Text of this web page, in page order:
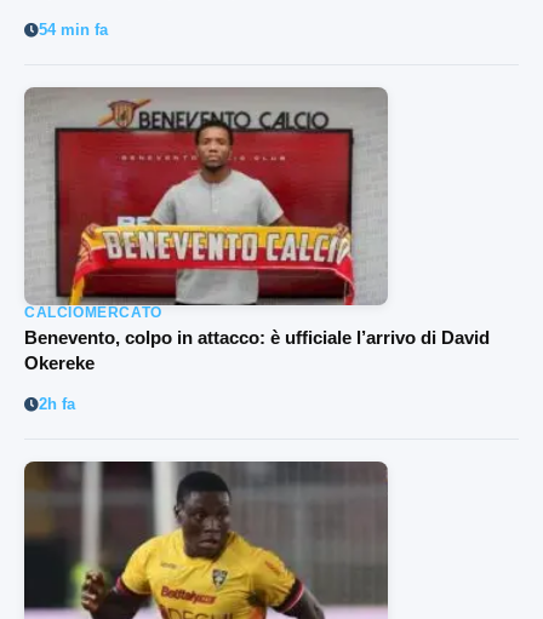
54 min fa
CALCIOMERCATO
Benevento, colpo in attacco: è ufficiale l’arrivo di David
Okereke
2h fa